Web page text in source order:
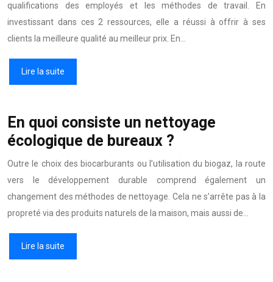
qualifications des employés et les méthodes de travail. En
investissant dans ces 2 ressources, elle a réussi à offrir à ses
clients la meilleure qualité au meilleur prix. En…
Lire la suite
En quoi consiste un nettoyage
écologique de bureaux ?
Outre le choix des biocarburants ou l’utilisation du biogaz, la route
vers le développement durable comprend également un
changement des méthodes de nettoyage. Cela ne s’arrête pas à la
propreté via des produits naturels de la maison, mais aussi de…
Lire la suite